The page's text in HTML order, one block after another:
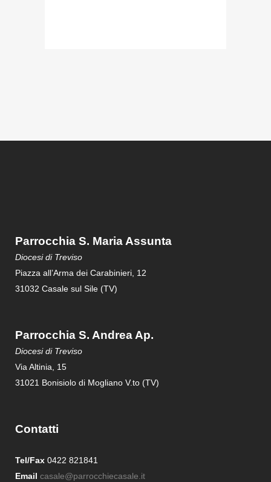
Parrocchia S. Maria Assunta
Diocesi di Treviso
Piazza all’Arma dei Carabinieri, 12
31032 Casale sul Sile (TV)
Parrocchia S. Andrea Ap.
Diocesi di Treviso
Via Altinia, 15
31021 Bonisiolo di Mogliano V.to (TV)
Contatti
Tel/Fax 0422 821841
Email casale@parrocchiecasale.it